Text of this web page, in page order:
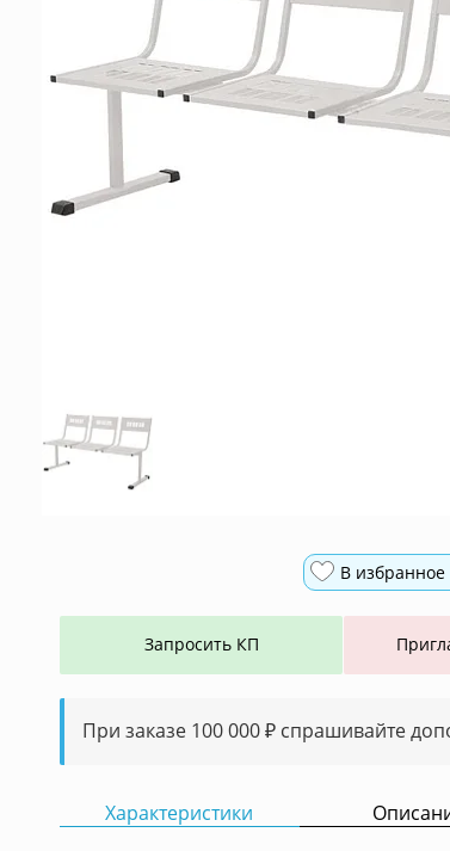
В избранное
Запросить КП
При заказе 100 000 ₽ спрашивайте
Характеристики